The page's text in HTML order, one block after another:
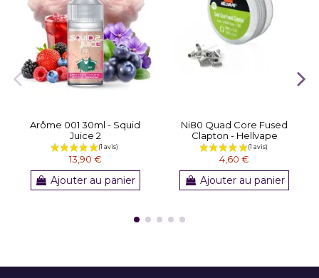
Arôme 001 30ml - Squid
Juice 2
13,90 €
Ajouter au panier
Ni80 Quad Core Fused
Clapton - Hellvape
4,60 €
Ajouter au panier